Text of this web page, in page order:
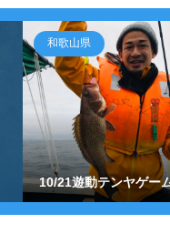
和歌山県
10/21遊動テンヤゲー